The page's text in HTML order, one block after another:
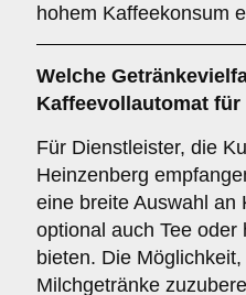
hohem Kaffeekonsum
Welche
Kaffeevollautomat
Für Dienstleister, die
Heinzenberg
eine breite Auswahl an
optional auch Tee
bieten. Die
Milchgetränke